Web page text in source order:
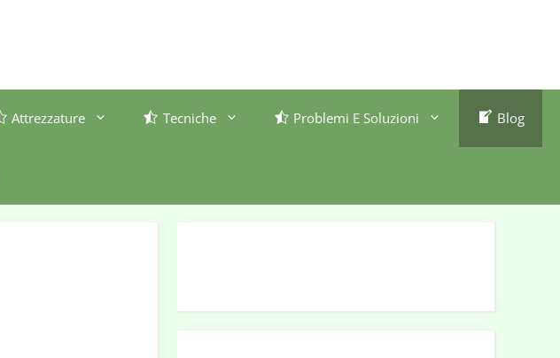
Attrezzature Tecniche Problemi E Soluzioni Blog